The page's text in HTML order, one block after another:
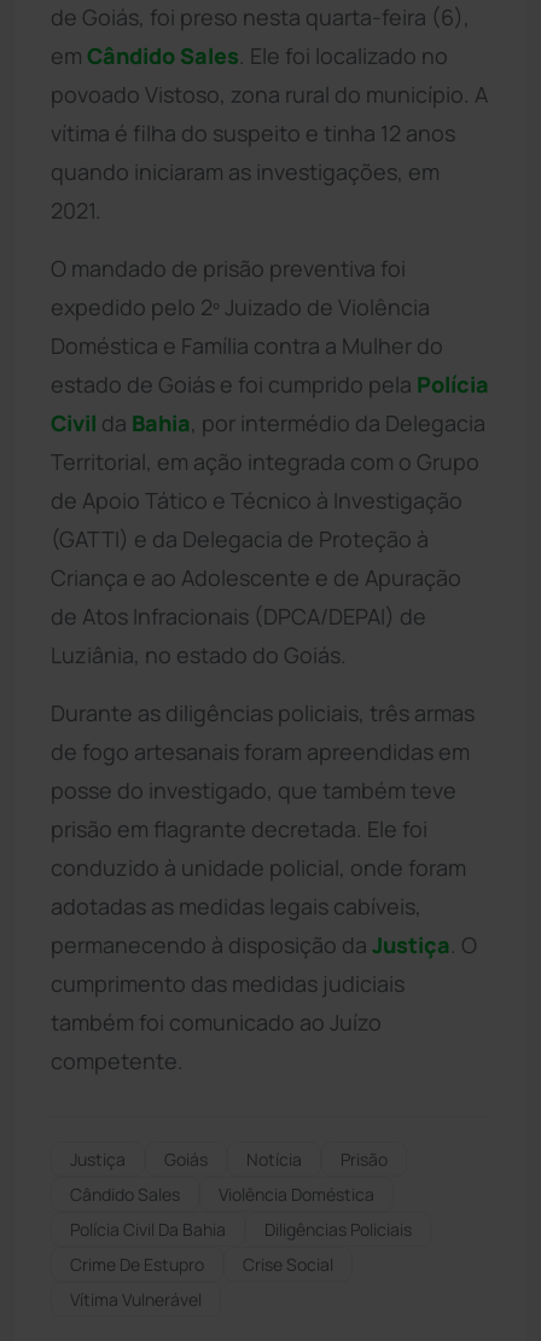
de Goiás, foi preso nesta quarta-feira (6),
em Cândido Sales . Ele foi localizado no
povoado Vistoso, zona rural do município. A
vítima é filha do suspeito e tinha 12 anos
quando iniciaram as investigações, em
2021.
O mandado de prisão preventiva foi
expedido pelo 2º Juizado de Violência
Doméstica e Família contra a Mulher do
estado de Goiás e foi cumprido pela Polícia
Civil da Bahia, por intermédio da Delegacia
Territorial, em ação integrada com o Grupo
de Apoio Tático e Técnico à Investigação
(GATTI) e da Delegacia de Proteção à
Criança e ao Adolescente e de Apuração
de Atos Infracionais (DPCA/DEPAI) de
Luziânia, no estado do Goiás.
Durante as diligências policiais, três armas
de fogo artesanais foram apreendidas em
posse do investigado, que também teve
prisão em flagrante decretada. Ele foi
conduzido à unidade policial, onde foram
adotadas as medidas legais cabíveis,
permanecendo à disposição da Justiça . O
cumprimento das medidas judiciais
também foi comunicado ao Juízo
competente.
Justiça Goiás Notícia
Prisão
Cândido Sales
Violência Doméstica
Polícia Civil Da Bahia
Diligências Policiais
Crime De Estupro
Crise Social
Vítima Vulnerável